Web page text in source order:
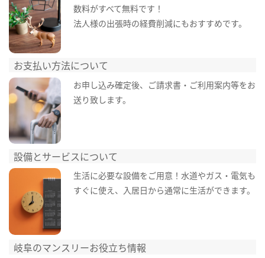
数料がすべて無料です！
法人様の出張時の経費削減にもおすすめです。
お支払い方法について
お申し込み確定後、ご請求書・ご利用案内等をお
送り致します。
設備とサービスについて
生活に必要な設備をご用意！水道やガス・電気も
すぐに使え、入居日から通常に生活ができます。
岐阜のマンスリーお役立ち情報